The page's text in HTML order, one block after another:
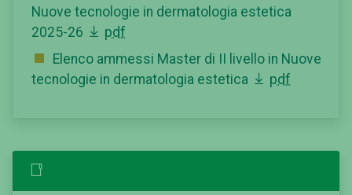
Nuove tecnologie in dermatologia estetica
2025-26
pdf
Elenco ammessi Master di II livello in Nuove
tecnologie in dermatologia estetica
pdf